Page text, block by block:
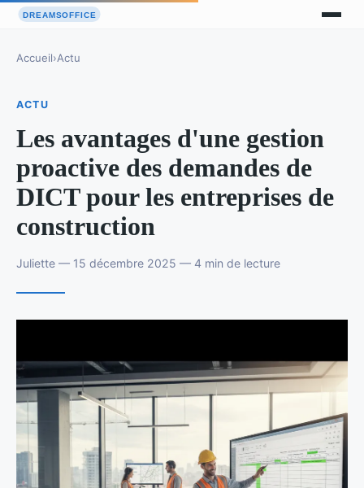
Accueil›Actu
ACTU
Les avantages d'une gestion
proactive des demandes de
DICT pour les entreprises de
construction
Juliette — 15 décembre 2025 — 4 min de lecture